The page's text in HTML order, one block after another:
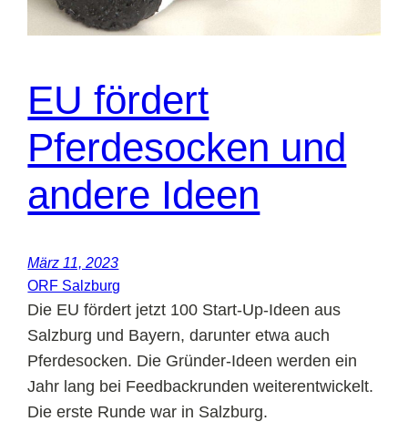
EU fördert
Pferdesocken und
andere Ideen
März 11, 2023
ORF Salzburg
Die EU fördert jetzt 100 Start-Up-Ideen aus
Salzburg und Bayern, darunter etwa auch
Pferdesocken. Die Gründer-Ideen werden ein
Jahr lang bei Feedbackrunden weiterentwickelt.
Die erste Runde war in Salzburg.